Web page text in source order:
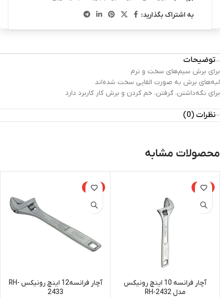
به اشتراک بگذارید:
توضیحات
برای برش سیم‌های سخت و نرم
لبه‌های برش به صورت القایی سخت شده‌اند
برای نگه‌داشتن، گرفتن، خم کردن و برش کار کاربرد دارد
نظرات (0)
محصولات مشابه
-15%
آچار فرانسه 10 اینچ رونیکس
مدل RH-2432
-14%
آچار فرانسه12 اینچ رونیکس RH-
2433